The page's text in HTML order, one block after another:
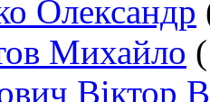
Олександр
Михайло
Віктор